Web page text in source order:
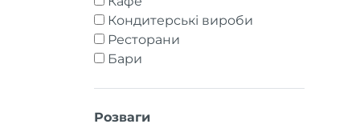
Кондитерські вироби
Ресторани
Бари
Розваги